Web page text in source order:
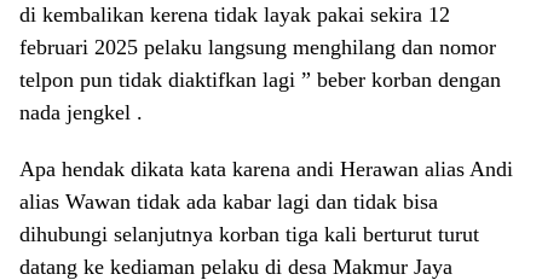
di kembalikan kerena tidak layak pakai sekira 12
februari 2025 pelaku langsung menghilang dan nomor
telpon pun tidak diaktifkan lagi ” beber korban dengan
nada jengkel .
Apa hendak dikata kata karena andi Herawan alias Andi
alias Wawan tidak ada kabar lagi dan tidak bisa
dihubungi selanjutnya korban tiga kali berturut turut
datang ke kediaman pelaku di desa Makmur Jaya